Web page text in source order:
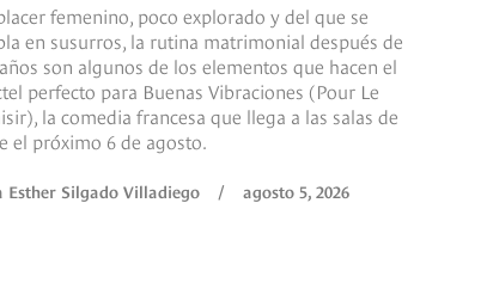
femenino, poco explorado y del que se
en susurros, la rutina matrimonial después de
son algunos de los elementos que hacen el
perfecto para Buenas Vibraciones (Pour Le
la comedia francesa que llega a las salas de
el próximo 6 de agosto.
Esther Silgado Villadiego / agosto 5, 2026